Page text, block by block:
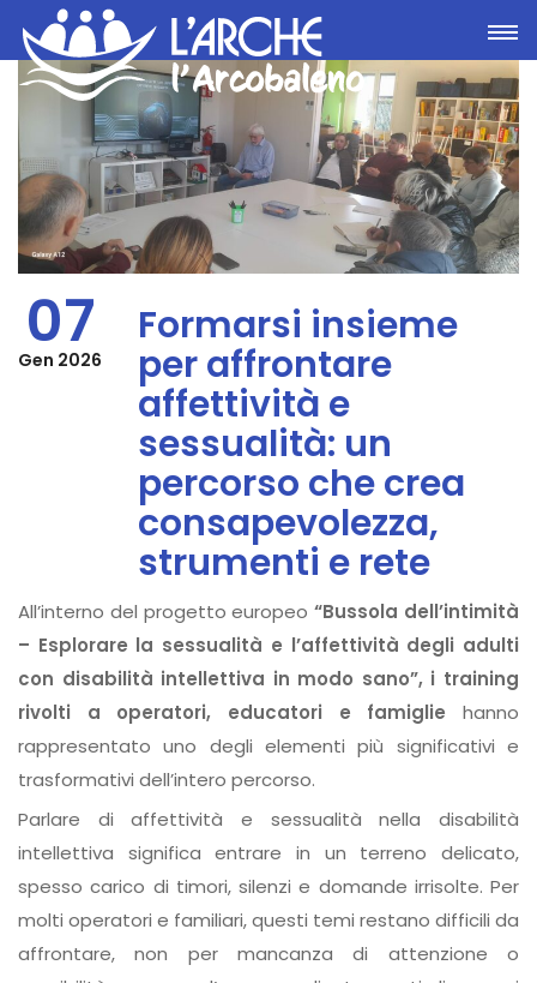
07
Gen 2026
Formarsi insieme
per affrontare
affettività e
sessualità: un
percorso che crea
consapevolezza,
strumenti e rete
All’interno del progetto europeo“Bussola dell’intimità
– Esplorare la sessualità e l’affettività degli adulti
con disabilità intellettiva in modo sano”, i training
rivolti a operatori, educatori e famiglie hanno
rappresentato uno degli elementi più significativi e
trasformativi dell’intero percorso.
Parlare di affettività e sessualità nella disabilità
intellettiva significa entrare in un terreno delicato,
spesso carico di timori, silenzi e domande irrisolte. Per
molti operatori e familiari, questi temi restano difficili da
affrontare, non per mancanza di attenzione o